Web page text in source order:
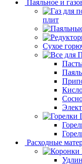
Паяльное и
плит
Сухое
Расходные